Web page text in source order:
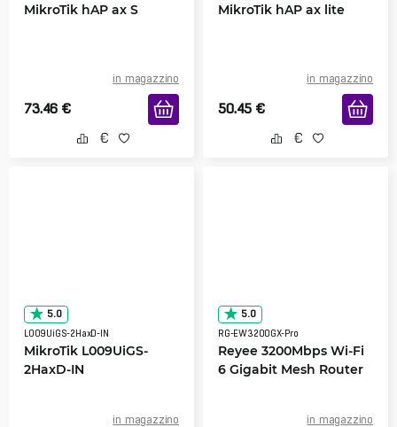
MikroTik hAP ax S
in magazzino
73.46 €
MikroTik hAP ax lite
in magazzino
50.45 €
5.0
L009UiGS-2HaxD-IN
MikroTik L009UiGS-
2HaxD-IN
in magazzino
5.0
RG-EW3200GX-Pro
Reyee 3200Mbps Wi-Fi
6 Gigabit Mesh Router
in magazzino